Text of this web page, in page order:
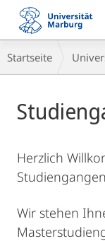
Mobile-
Navigation
Breadcrumb-
Navigation
Startseite
Herzlich
Wir stehen